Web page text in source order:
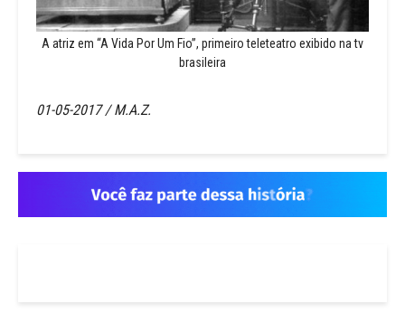
A atriz em “A Vida Por Um Fio”, primeiro teleteatro exibido na tv
brasileira
01-05-2017 / M.A.Z.